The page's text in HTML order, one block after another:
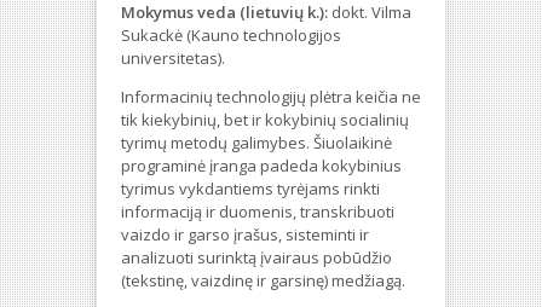
Mokymus veda (lietuvių k.): dokt. Vilma
Sukackė (Kauno technologijos
universitetas).
Informacinių technologijų plėtra keičia ne
tik kiekybinių, bet ir kokybinių socialinių
tyrimų metodų galimybes. Šiuolaikinė
programinė įranga padeda kokybinius
tyrimus vykdantiems tyrėjams rinkti
informaciją ir duomenis, transkribuoti
vaizdo ir garso įrašus, sisteminti ir
analizuoti surinktą įvairaus pobūdžio
(tekstinę, vaizdinę ir garsinę) medžiagą.